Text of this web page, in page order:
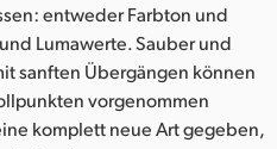
entweder Farbton und
Lumawerte. Sauber und
sanften Übergängen können
vorgenommen
komplett neue Art gegeben,